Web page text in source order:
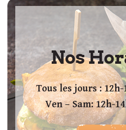
Nos
Tous les jours : 12h-
Ven – Sam: 12h-